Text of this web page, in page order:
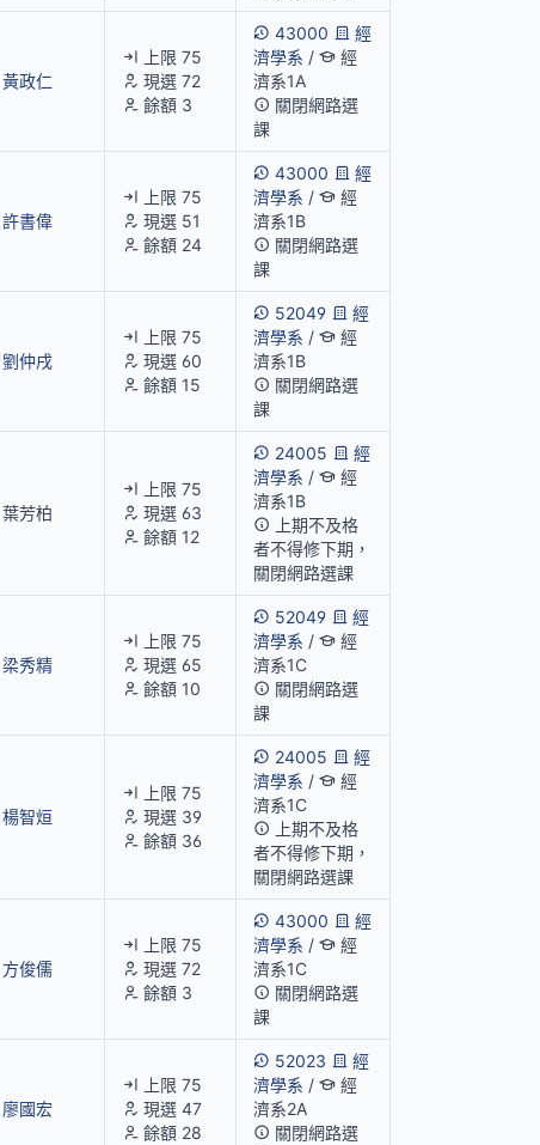
黃政仁
上限 75
現選 72
餘額 3
43000
經
濟學系 /
經
濟系1A
關閉網路選
課
許書偉
上限 75
現選 51
餘額 24
43000
經
濟學系 /
經
濟系1B
關閉網路選
課
劉仲戌
上限 75
現選 60
餘額 15
52049
經
濟學系 /
經
濟系1B
關閉網路選
課
葉芳柏
上限 75
現選 63
餘額 12
24005
經
濟學系 /
經
濟系1B
上期不及格
者不得修下期，
關閉網路選課
梁秀精
上限 75
現選 65
餘額 10
52049
經
濟學系 /
經
濟系1C
關閉網路選
課
楊智烜
上限 75
現選 39
餘額 36
24005
經
濟學系 /
經
濟系1C
上期不及格
者不得修下期，
關閉網路選課
方俊儒
上限 75
現選 72
餘額 3
43000
經
濟學系 /
經
濟系1C
關閉網路選
課
廖國宏
上限 75
現選 47
餘額 28
52023
經
濟學系 /
經
濟系2A
關閉網路選